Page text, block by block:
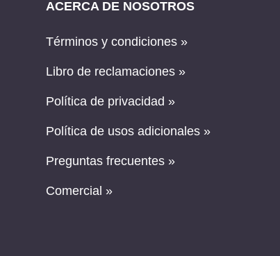
ACERCA DE NOSOTROS
Términos y condiciones »
Libro de reclamaciones »
Política de privacidad »
Política de usos adicionales »
Preguntas frecuentes »
Comercial »